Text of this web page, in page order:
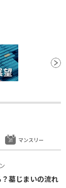
？墓じまいの流れ
マンスリー